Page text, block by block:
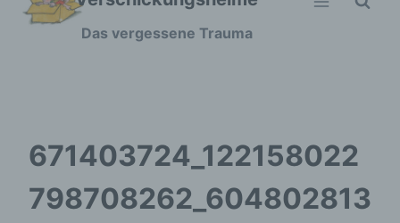
Zum
Das vergessene Trauma
671403724_122158022
798708262_604802813